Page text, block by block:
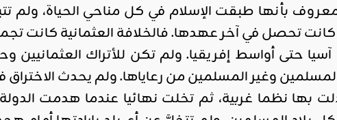
معروف بأنها طبقت الإسلام في كل مناحي الحياة، ولم
تحصل في آخر عهدها. فالخلافة العثمانية كانت
حتى أواسط إفريقيا. ولم تكن للأتراك
وغير المسلمين من رعاياها. ولم يحدث الاختراق
بها نظما غربية، ثم تخلت نهائيا عندما هدمت الدولة